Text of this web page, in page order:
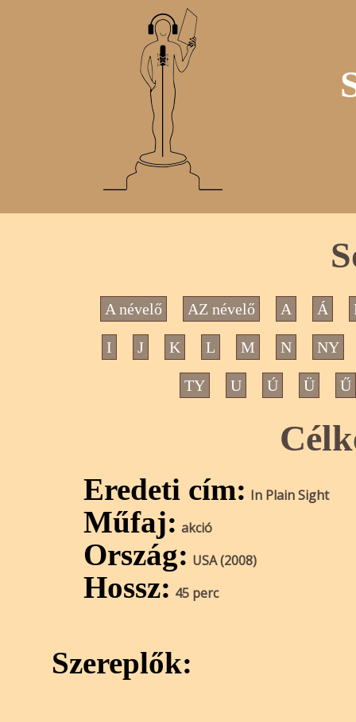
A névelő AZ névelő A Á
I J K L M N NY
TY U Ú Ü Ű
Eredeti cím: In Plain Sight
Műfaj: akció
Ország: USA (2008)
Hossz: 45 perc
Szereplők: